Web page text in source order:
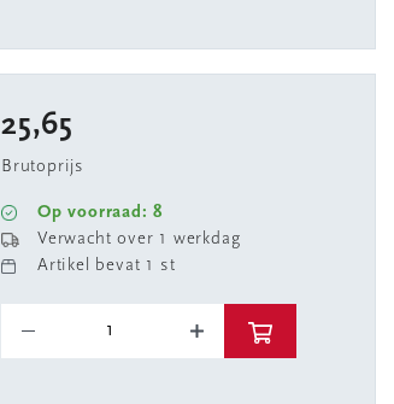
25,65
Brutoprijs
Op voorraad: 8
Verwacht over 1 werkdag
Artikel bevat 1 st